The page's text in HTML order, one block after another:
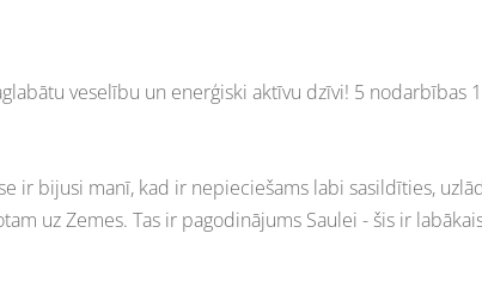
veselību un enerģiski aktīvu dzīvi! 5 nodarbības
ir bijusi manī, kad ir nepieciešams labi sasildīties,
uz Zemes. Tas ir pagodinājums Saulei - šis ir